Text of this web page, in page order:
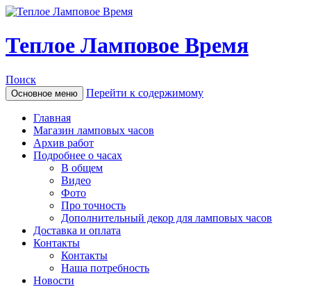
Теплое Ламповое Время
Поиск
Основное меню Перейти к содержимому
Главная
Магазин ламповых часов
Архив работ
Подробнее о часах
В общем
Видео
Фото
Про точность
Дополнительный декор для ламповых часов
Доставка и оплата
Контакты
Контакты
Наша потребность
Новости